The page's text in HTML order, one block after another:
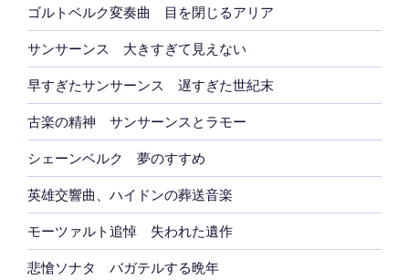
ゴルトベルク変奏曲 目を閉じるアリア
サンサーンス 大きすぎて見えない
早すぎたサンサーンス 遅すぎた世紀末
古楽の精神 サンサーンスとラモー
シェーンベルク 夢のすすめ
英雄交響曲、ハイドンの葬送音楽
モーツァルト追悼 失われた遺作
悲愴ソナタ バガテルする晩年